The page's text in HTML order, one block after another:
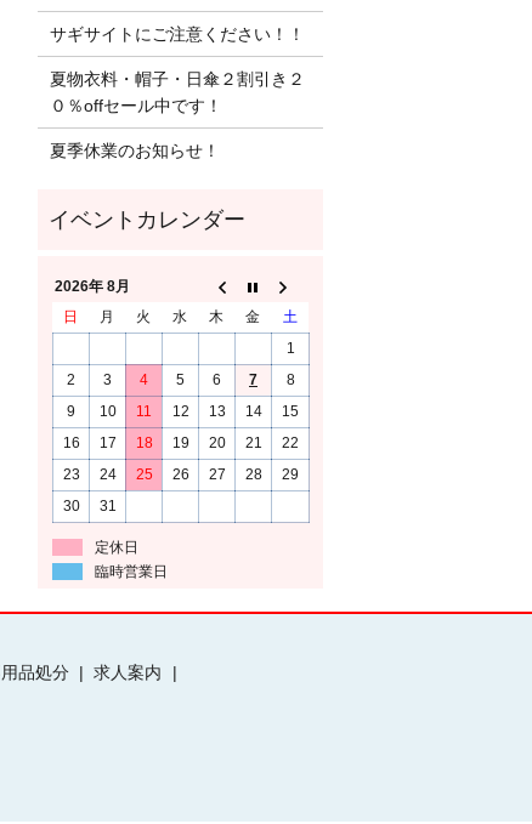
サギサイトにご注意ください！！
夏物衣料・帽子・日傘２割引き２
０％offセール中です！
夏季休業のお知らせ！
2026年 8月
日
月 火 水 木 金
土
1
2
3 4 5 6 7
8
9
10 11 12 13 14
15
16
17 18 19 20 21
22
23
24 25 26 27 28
29
30
31
定休日
臨時営業日
品処分
求人案内